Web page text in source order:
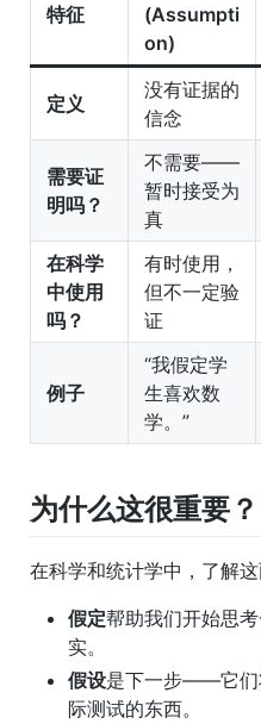
特征
(Assumpti
on)
定义
没有证据的
信念
需要证
明吗？
不需要——
暂时接受为
真
在科学
中使用
吗？
有时使用，
但不一定验
证
例子
“我假定学
生喜欢数
学。”
为什么这很重要？
在科学和统计学中，了解
假定帮助我们开始思
实。
假设是下一步——它们
际测试的东西。